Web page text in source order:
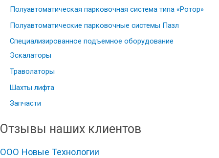
Полуавтоматическая парковочная система типа «Ротор»
Полуавтоматические парковочные системы Пазл
Специализированное подъемное оборудование
Эскалаторы
Траволаторы
Шахты лифта
Запчасти
Отзывы наших клиентов
ООО Новые Технологии